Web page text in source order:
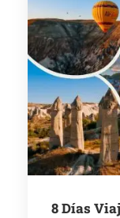
8 Días